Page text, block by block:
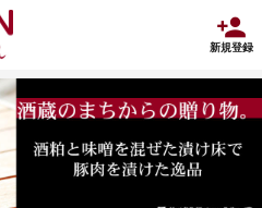
新規登録